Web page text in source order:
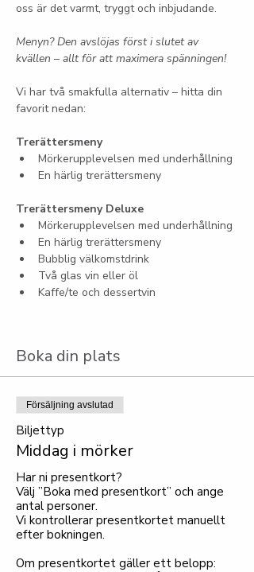
oss är det varmt, tryggt och inbjudande.
Menyn? Den avslöjas först i slutet av
kvällen – allt för att maximera spänningen!
Vi har två smakfulla alternativ – hitta din
favorit nedan:
Trerättersmeny
Mörkerupplevelsen med underhållning
En härlig trerättersmeny
Trerättersmeny Deluxe
Mörkerupplevelsen med underhållning
En härlig trerättersmeny
Bubblig välkomstdrink
Två glas vin eller öl
Kaffe/te och dessertvin
Boka din plats
Försäljning avslutad
Biljettyp
Middag i mörker
Har ni presentkort?
Välj ”Boka med presentkort” och ange
antal personer.
Vi kontrollerar presentkortet manuellt
efter bokningen.
Om presentkortet gäller ett belopp: